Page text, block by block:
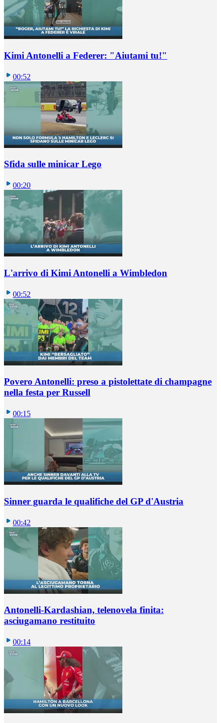
Kimi Antonelli a Federer: "Aiutami tu!"
00:52
Sfida sulle minicar Lego
00:20
L'arrivo di Kimi Antonelli a Wimbledon
00:52
Povero Antonelli: preso a pistolettate di champagne
nella festa per Russell
00:15
Sinner guarda le qualifiche del GP d'Austria
00:42
Antonelli-Kardashian, telenovela finita:
asciugamano restituito
00:14